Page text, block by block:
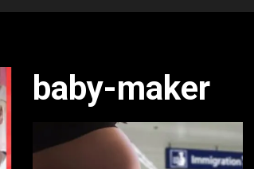
baby-maker